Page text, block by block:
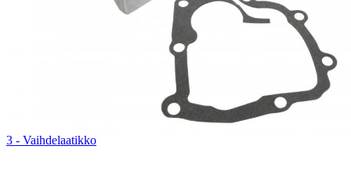
3 - Vaihdelaatikko